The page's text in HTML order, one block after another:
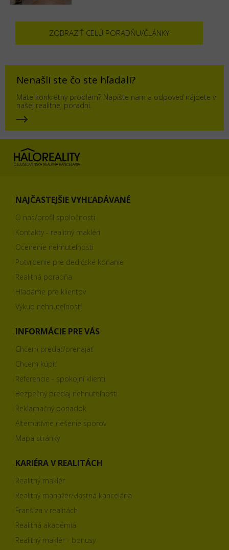
ZOBRAZIŤ CELÚ PORADŇU/ČLÁNKY
Nenašli ste čo ste hľadali?
Máte konkrétny problém? Napíšte nám a odpoveď nájdete v
našej realitnej poradni.
NAJČASTEJŠIE VYHĽADÁVANÉ
O nás/profil spoločnosti
Kontakty - realitný makléri
Ocenenie nehnuteľnosti
Potvrdenie pre dedičské konanie
Realitná poradňa
Hľadáme pre klientov
Výkup nehnuteľností
INFORMÁCIE PRE VÁS
Chcem predať/prenajať
Chcem kúpiť
Referencie - spokojní klienti
Bezpečný predaj nehnuteľnosti
Reklamačný poriadok
Alternatívne riešenie sporov
Mapa stránky
KARIÉRA V REALITÁCH
Realitný maklér
Realitný manažér/vlastná kancelária
Franšíza v realitách
Realitná akadémia
Realitný maklér - bonusy